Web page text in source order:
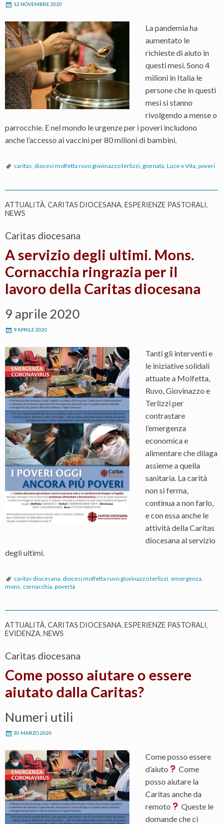
12 NOVEMBRE 2020
La pandemia ha
aumentato le
richieste di aiuto in
questi mesi. Sono 4
milioni in Italia le
persone che in questi
mesi si stanno
rivolgendo a mense o
parrocchie. E nel mondo le urgenze per i poveri includono
anche l’accesso ai vaccini per 80 milioni di bambini.
caritas diocesi molfetta ruvo giovinazzo terlizzi giornata Luce e Vita poveri
ATTUALITÀ, CARITAS DIOCESANA, ESPERIENZE PASTORALI,
NEWS
Caritas diocesana
A servizio degli ultimi. Mons.
Cornacchia ringrazia per il
lavoro della Caritas diocesana
9 aprile 2020
9 APRILE 2020
Tanti gli interventi e
le iniziative solidali
attuate a Molfetta,
Ruvo, Giovinazzo e
Terlizzi per
contrastare
l’emergenza
economica e
alimentare che dilaga
assieme a quella
sanitaria. La carità
non si ferma,
continua a non farlo,
e con essa anche le
attività della Caritas
diocesana al servizio
degli ultimi.
caritas diocesana diocesi molfetta ruvo giovinazzo terlizzi emergenza
mons. cornacchia povertà
ATTUALITÀ, CARITAS DIOCESANA, ESPERIENZE PASTORALI,
EVIDENZA, NEWS
Caritas diocesana
Come posso aiutare o essere
aiutato dalla Caritas?
Numeri utili
30 MARZO 2020
Come posso essere
d’aiuto
Come
posso aiutare la
Caritas anche da
remoto
Queste le
domande che ci